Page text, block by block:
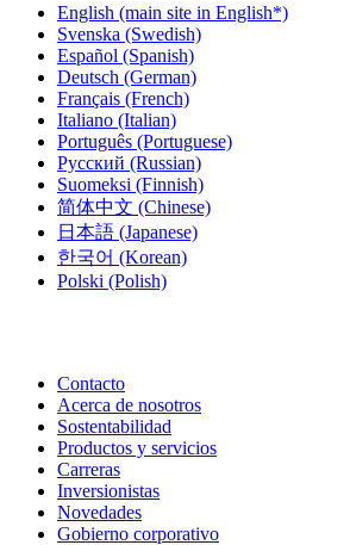
English (main site in English*)
Svenska (Swedish)
Español (Spanish)
Deutsch (German)
Français (French)
Italiano (Italian)
Português (Portuguese)
Русский (Russian)
Suomeksi (Finnish)
简体中文 (Chinese)
日本語 (Japanese)
한국어 (Korean)
Polski (Polish)
Contacto
Acerca de nosotros
Sostentabilidad
Productos y servicios
Carreras
Inversionistas
Novedades
Gobierno corporativo